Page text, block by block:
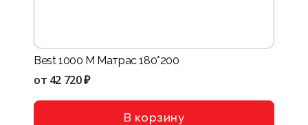
Best 1000 M Матрас 180*200
от 42 720 ₽
В корзину